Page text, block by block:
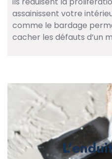
assainissent votre
comme le bardage
cacher les défauts d’un